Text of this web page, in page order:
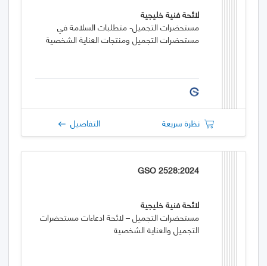
لائحة فنية خليجية
مستحضرات التجميل- متطلبات السلامة في
مستحضرات التجميل ومنتجات العناية الشخصية
نظرة سريعة التفاصيل
GSO 2528:2024
لائحة فنية خليجية
مستحضرات التجميل – لائحة ادعاءات مستحضرات
التجميل والعناية الشخصية